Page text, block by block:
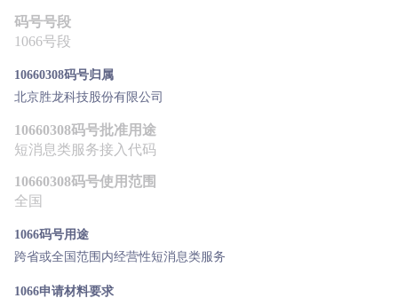
码号号段
1066号段
10660308码号归属
北京胜龙科技股份有限公司
10660308码号批准用途
短消息类服务接入代码
10660308码号使用范围
全国
1066码号用途
跨省或全国范围内经营性短消息类服务
1066申请材料要求